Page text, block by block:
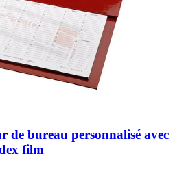
de bureau personnalisé avec
film